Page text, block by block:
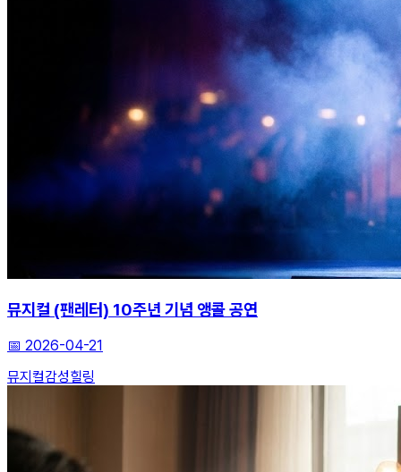
뮤지컬 (팬레터) 10주년 기념 앵콜 공연
📅 2026-04-21
뮤지컬감성힐링